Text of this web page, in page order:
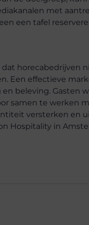
met
een tafel
horecabedrijven
Een effectieve
beleving. Gasten
samen te werken
versterken en
Hospitality in